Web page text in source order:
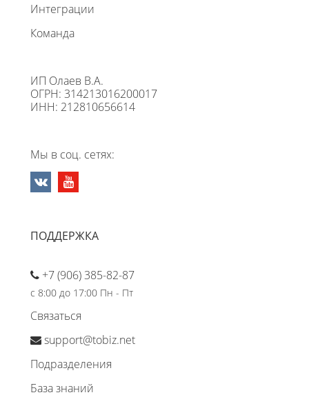
Интеграции
Команда
ИП Олаев В.А.
ОГРН: 314213016200017
ИНН: 212810656614
Мы в соц. сетях:
ПОДДЕРЖКА
+7 (906) 385-82-87
с 8:00 до 17:00 Пн - Пт
Связаться
support@tobiz.net
Подразделения
База знаний